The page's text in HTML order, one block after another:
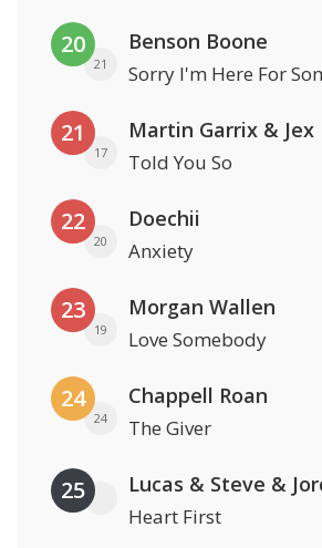
20
21
Benson Boone
Sorry I'm Here For
21
17
Martin Garrix & Jex
Told You So
22
20
Doechii
Anxiety
23
19
Morgan Wallen
Love Somebody
24
24
Chappell Roan
The Giver
25 Lucas & Steve &
Heart First